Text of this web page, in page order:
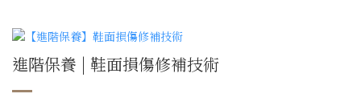
進階保養 | 鞋面損傷修補技術